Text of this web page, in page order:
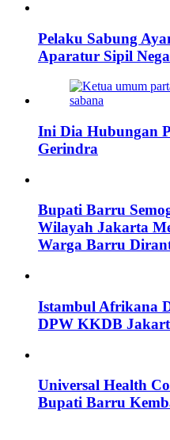
Pelaku Sabung
Aparatur Sipil
Ini Dia Hubungan
Gerindra
Bupati Barru
Wilayah Jakarta
Warga Barru
Istambul Afrikana
DPW KKDB
Universal Health
Bupati Barru